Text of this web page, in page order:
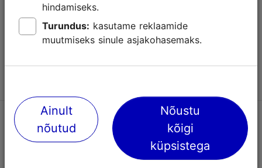
Kasutajatingimused
Võta meiega ühendust
TripAdvisori® hinnangud ja arvustused
hindamiseks.
Turundus:
muutmiseks sinule asjakohasemaks.
Ainult
nõutud
Nõustu
kõigi
küpsistega